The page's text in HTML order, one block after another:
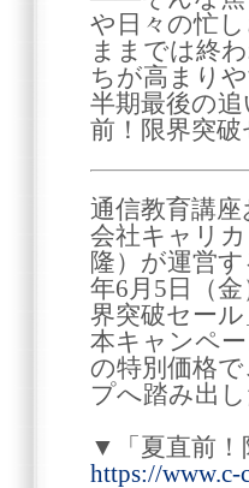
や日々の忙
ままでは終
ちが高まり
半期最後の
前！限界突
通信教育講
会社キャリ
隆）が運営
年6月5日（
界突破セー
本キャンペ
の特別価格
プへ踏み出
▼「夏直前！
https://www.c-